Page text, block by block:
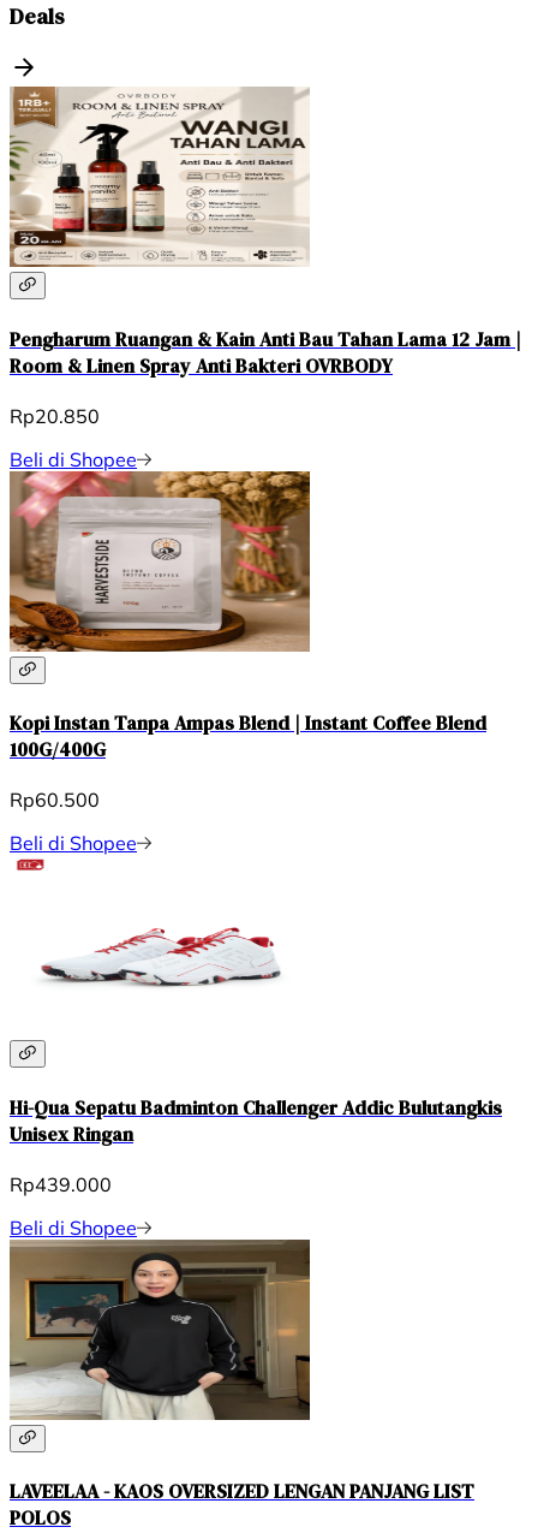
Deals
Pengharum Ruangan & Kain Anti Bau Tahan Lama 12 Jam |
Room & Linen Spray Anti Bakteri OVRBODY
Rp20.850
Beli di Shopee
Kopi Instan Tanpa Ampas Blend | Instant Coffee Blend
100G/400G
Rp60.500
Beli di Shopee
Hi-Qua Sepatu Badminton Challenger Addic Bulutangkis
Unisex Ringan
Rp439.000
Beli di Shopee
LAVEELAA - KAOS OVERSIZED LENGAN PANJANG LIST
POLOS